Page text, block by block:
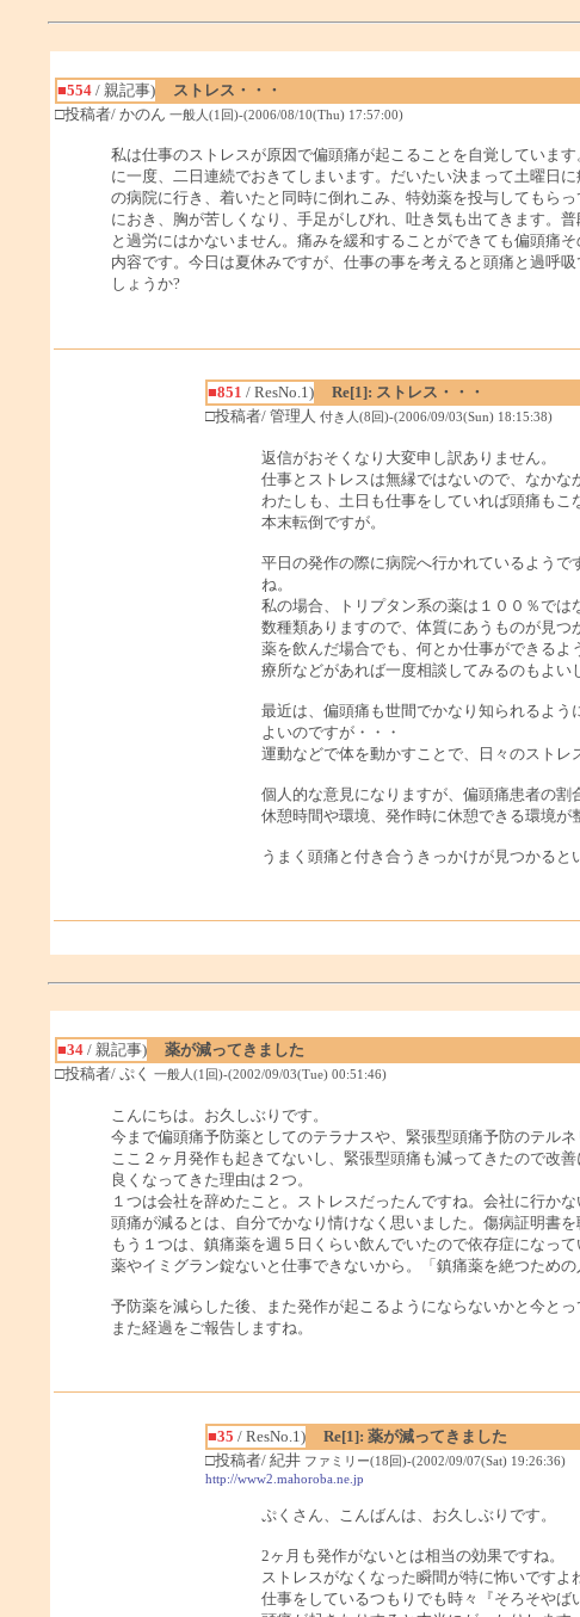
■554/ 親記事)
ストレス・・・
□投稿者/ かのん 一般人(1回)-(2006/08/10(Thu) 17:57:00)
私は仕事のストレスが原因で偏頭痛が起こることを自覚していま
に一度、二日連続でおきてしまいます。だいたい決まって土曜日
の病院に行き、着いたと同時に倒れこみ、特効薬を投与してもら
におき、胸が苦しくなり、手足がしびれ、吐き気も出てきます。
と過労にはかないません。痛みを緩和することができても偏頭痛
内容です。今日は夏休みですが、仕事の事を考えると頭痛と過呼
しょうか?
■851 / ResNo.1)
Re[1]: ストレス・・・
□投稿者/ 管理人 付き人(8回)-(2006/09/03(Sun) 18:15:38)
返信がおそくなり大変申し訳ありません。
仕事とストレスは無縁ではないので、なかな
わたしも、土日も仕事をしていれば頭痛もこ
本末転倒ですが。
平日の発作の際に病院へ行かれているよう
ね。
私の場合、トリプタン系の薬は１００％で
数種類ありますので、体質にあうものが見つ
薬を飲んだ場合でも、何とか仕事ができる
療所などがあれば一度相談してみるのもよい
最近は、偏頭痛も世間でかなり知られるよ
よいのですが・・・
運動などで体を動かすことで、日々のストレ
個人的な意見になりますが、偏頭痛患者の
休憩時間や環境、発作時に休憩できる環境が
うまく頭痛と付き合うきっかけが見つかると
■34/ 親記事)
薬が減ってきました
□投稿者/ ぷく
一般人(1回)-(2002/09/03(Tue) 00:51:46)
こんにちは。お久しぶりです。
今まで偏頭痛予防薬としてのテラナスや、緊張型頭痛予防のテル
ここ２ヶ月発作も起きてないし、緊張型頭痛も減ってきたので改善
良くなってきた理由は２つ。
１つは会社を辞めたこと。ストレスだったんですね。会社に行か
頭痛が減るとは、自分でかなり情けなく思いました。傷病証明書
もう１つは、鎮痛薬を週５日くらい飲んでいたので依存症になっ
薬やイミグラン錠ないと仕事できないから。「鎮痛薬を絶つため
予防薬を減らした後、また発作が起こるようにならないかと今とっ
また経過をご報告しますね。
■35 / ResNo.1)
Re[1]: 薬が減ってきました
□投稿者/ 紀井 ファミリー(18回)-(2002/09/07(Sat) 19:26:36)
http://www2.mahoroba.ne.jp
ぷくさん、こんばんは、お久しぶりです。
2ヶ月も発作がないとは相当の効果ですね。
ストレスがなくなった瞬間が特に怖いです
仕事をしているつもりでも時々『そろそやば